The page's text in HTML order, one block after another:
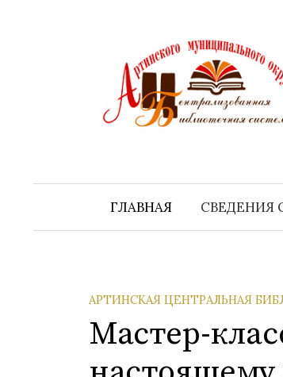
ГЛАВНАЯ СВЕДЕНИЯ
АРТИНСКАЯ ЦЕНТРАЛЬНАЯ
Мастер-